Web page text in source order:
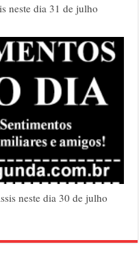
neste dia 31 de julho
neste dia 30 de julho